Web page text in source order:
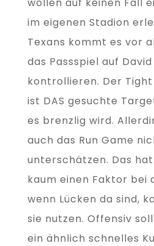
im eigenen Stadion
Texans kommt es vor
das Passspiel auf David
kontrollieren. Der Tight
ist DAS gesuchte
es brenzlig wird.
auch das Run Game
unterschätzen. Das
kaum einen Faktor bei
wenn Lücken da sind,
sie nutzen. Offensiv
ein ähnlich schnelles